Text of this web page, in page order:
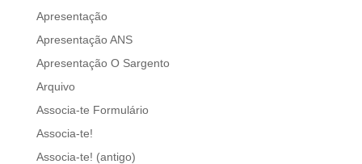
Apresentação
Apresentação ANS
Apresentação O Sargento
Arquivo
Associa-te Formulário
Associa-te!
Associa-te! (antigo)